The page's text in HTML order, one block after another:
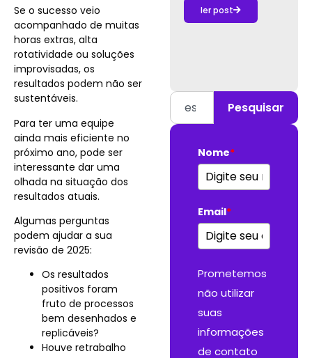
Se o sucesso veio
acompanhado de muitas
horas extras, alta
rotatividade ou soluções
improvisadas, os
resultados podem não ser
sustentáveis.
Para ter uma equipe
ainda mais eficiente no
próximo ano, pode ser
interessante dar uma
olhada na situação dos
resultados atuais.
Algumas perguntas
podem ajudar a sua
revisão de 2025:
Os resultados
positivos foram
fruto de processos
bem desenhados e
replicáveis?
Houve retrabalho
ler post
Pesquisar
Nome*
Email*
Prometemos
não utilizar
suas
informações
de contato